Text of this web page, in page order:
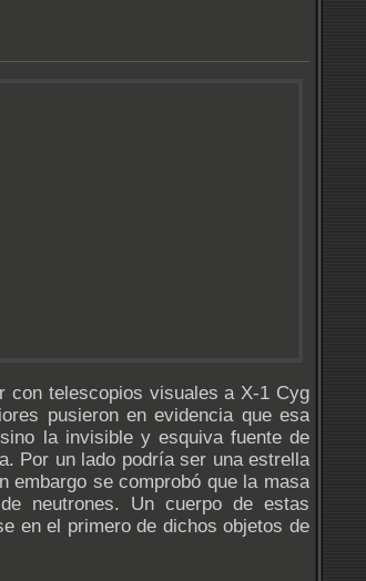
con telescopios visuales a X-1 Cyg
pusieron en evidencia que esa
la invisible y esquiva fuente de
Por un lado podría ser una estrella
embargo se comprobó que la masa
neutrones. Un cuerpo de estas
en el primero de dichos objetos de